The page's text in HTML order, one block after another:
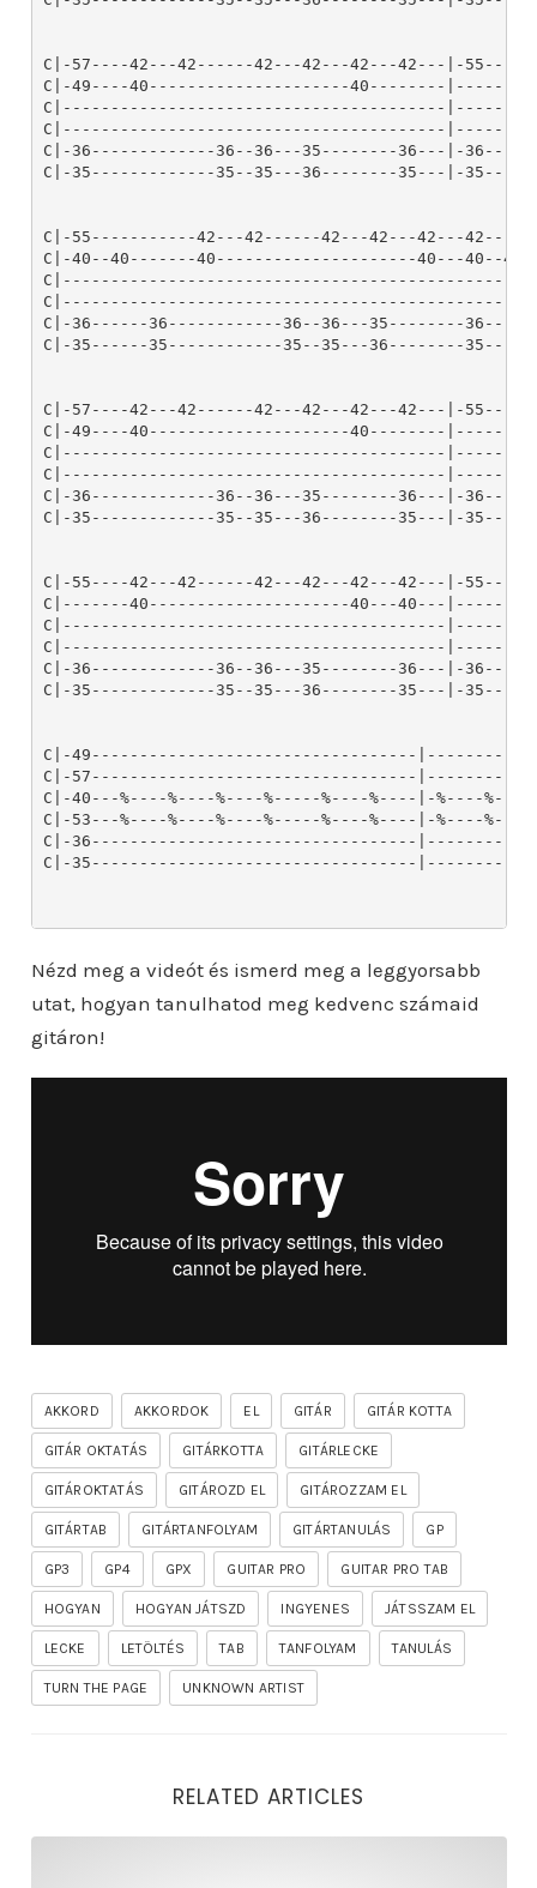
Nézd meg a videót és ismerd meg a leggyorsabb
utat, hogyan tanulhatod meg kedvenc számaid
gitáron!
AKKORD AKKORDOK EL GITÁR GITÁR KOTTA
GITÁR OKTATÁS GITÁRKOTTA GITÁRLECKE
GITÁROKTATÁS GITÁROZD EL GITÁROZZAM EL
GITÁRTAB GITÁRTANFOLYAM GITÁRTANULÁS GP
GP3 GP4 GPX GUITAR PRO GUITAR PRO TAB
HOGYAN HOGYAN JÁTSZD INGYENES JÁTSSZAM EL
LECKE LETÖLTÉS TAB TANFOLYAM TANULÁS
TURN THE PAGE UNKNOWN ARTIST
RELATED ARTICLES